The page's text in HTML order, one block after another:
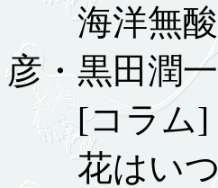
海洋
彦・黒田潤
[コラム]
花はい